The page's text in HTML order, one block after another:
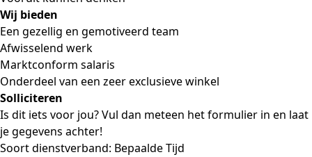
Wij bieden
Een gezellig en gemotiveerd team
Afwisselend werk
Marktconform salaris
Onderdeel van een zeer exclusieve winkel
Solliciteren
Is dit iets voor jou? Vul dan meteen het formulier in en laat
je gegevens achter!
Soort dienstverband: Bepaalde Tijd